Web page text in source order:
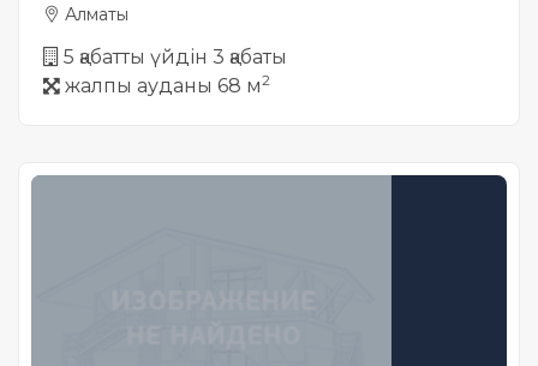
Алматы
5 қабатты үйдін 3 қабаты
жалпы ауданы 68 м2